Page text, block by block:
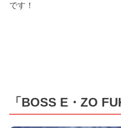
です！
「BOSS E・ZO